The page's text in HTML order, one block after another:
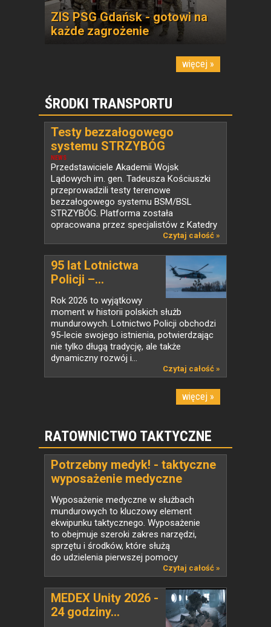
ZIS PSG Gdańsk - gotowi na
każde zagrożenie
więcej »
ŚRODKI TRANSPORTU
NEWS
Testy bezzałogowego
systemu STRZYBÓG
Przedstawiciele Akademii Wojsk
Lądowych im. gen. Tadeusza Kościuszki
przeprowadzili testy terenowe
bezzałogowego systemu BSM/BSL
STRZYBÓG. Platforma została
opracowana przez specjalistów z Katedry
Czytaj całość »
95 lat Lotnictwa
Policji –...
Rok 2026 to wyjątkowy
moment w historii polskich służb
mundurowych. Lotnictwo Policji obchodzi
95-lecie swojego istnienia, potwierdzając
nie tylko długą tradycję, ale także
dynamiczny rozwój i...
Czytaj całość »
więcej »
RATOWNICTWO TAKTYCZNE
Potrzebny medyk! - taktyczne
wyposażenie medyczne
Wyposażenie medyczne w służbach
mundurowych to kluczowy element
ekwipunku taktycznego. Wyposażenie
to obejmuje szeroki zakres narzędzi,
sprzętu i środków, które służą
do udzielenia pierwszej pomocy
Czytaj całość »
MEDEX Unity 2026 -
24 godziny...